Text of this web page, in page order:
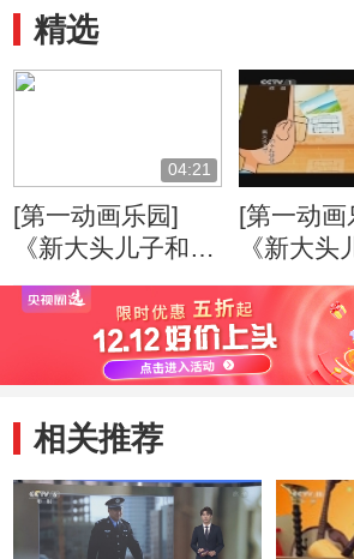
精选
04:21
[第一动画乐园]
《新大头儿子和小
头爸爸》（第二
季） 好朋友
[第一动画
《新大头
头爸爸》
季） 戴眼
头儿子
相关推荐